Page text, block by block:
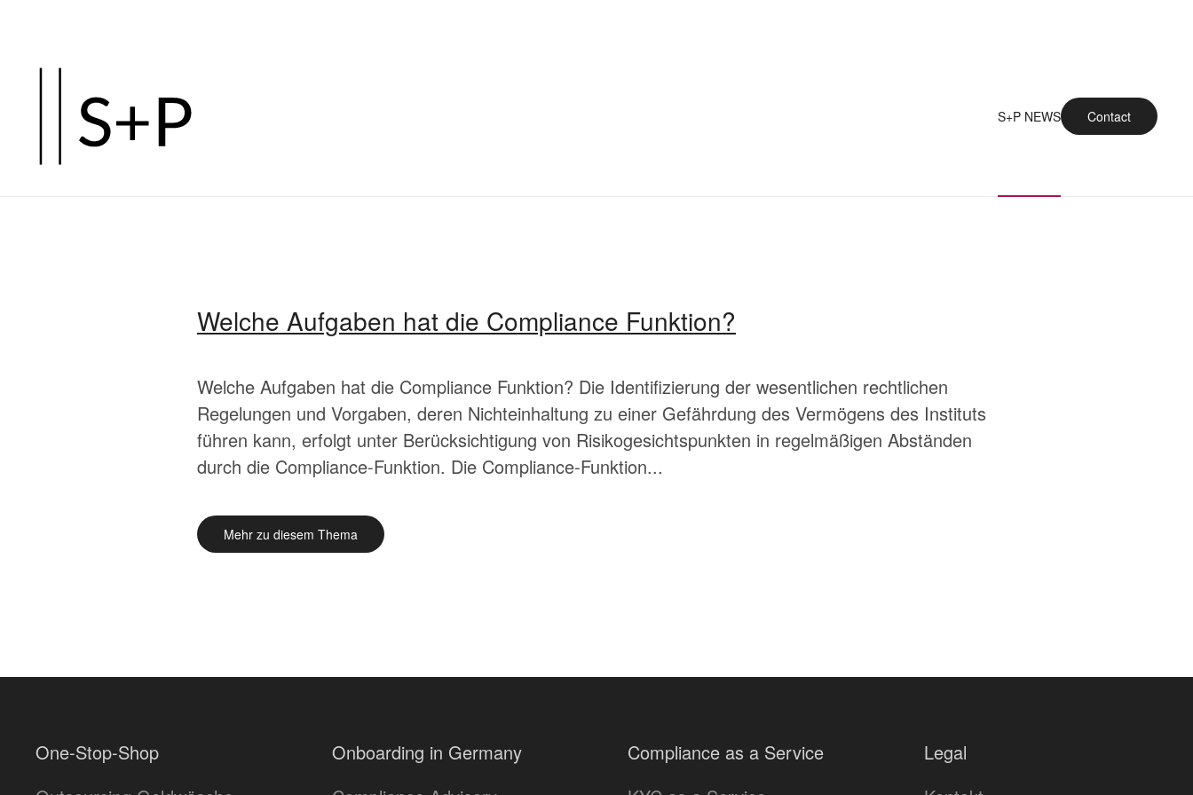
springen
S+P NEWS Contact
Welche Aufgaben hat die Compliance Funktion?
Welche Aufgaben hat die Compliance Funktion? Die Identifizierung der wesentlichen rechtlichen
Regelungen und Vorgaben, deren Nichteinhaltung zu einer Gefährdung des Vermögens des Instituts
führen kann, erfolgt unter Berücksichtigung von Risikogesichtspunkten in regelmäßigen Abständen
durch die Compliance-Funktion. Die Compliance-Funktion...
Mehr zu diesem Thema
One-Stop-Shop
Onboarding in Germany
Compliance as a Service
Legal